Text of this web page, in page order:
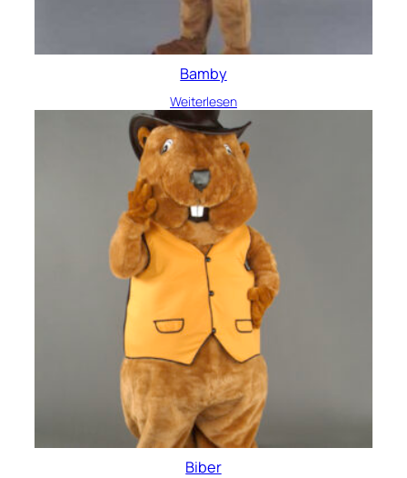
Bamby
Weiterlesen
Biber